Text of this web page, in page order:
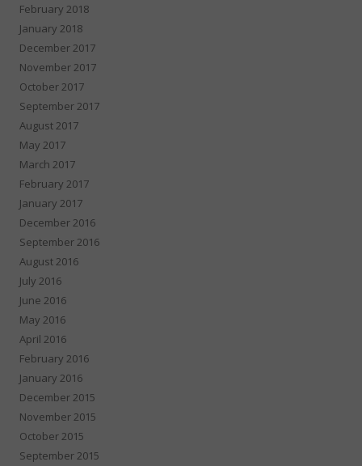
February 2018
January 2018
December 2017
November 2017
October 2017
September 2017
August 2017
May 2017
March 2017
February 2017
January 2017
December 2016
September 2016
August 2016
July 2016
June 2016
May 2016
April 2016
February 2016
January 2016
December 2015
November 2015
October 2015
September 2015